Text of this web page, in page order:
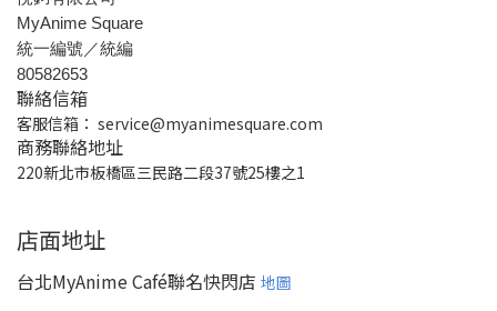
MyAnime Square
統一編號／統編
80582653
聯絡信箱
客服信箱： service@myanimesquare.com
商務聯絡地址
220新北市板橋區三民路二段37號25樓之1
店面地址
台北MyAnime Café聯名快閃店 地圖